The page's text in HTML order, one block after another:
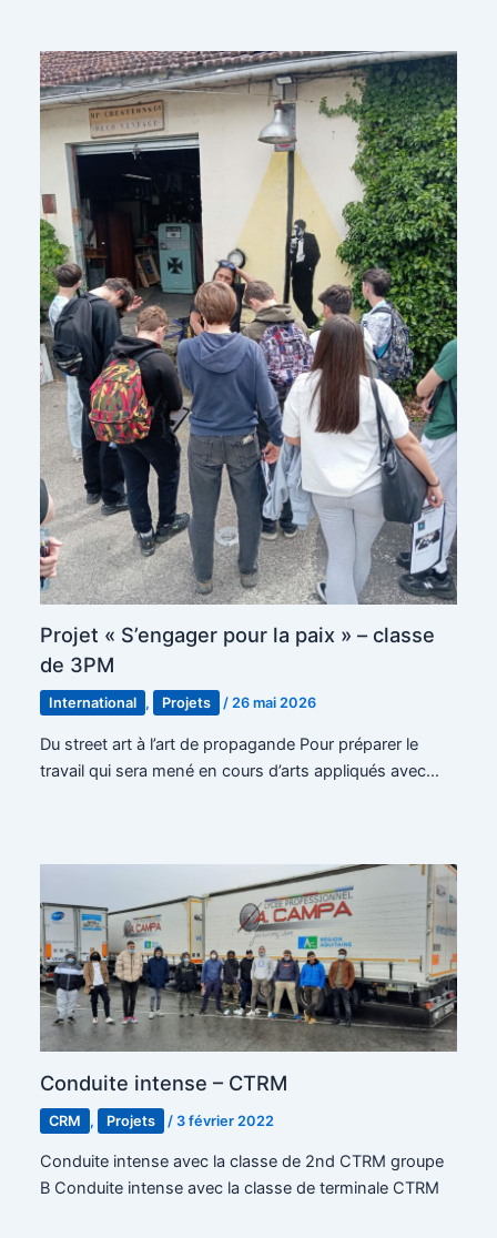
Projet « S’engager pour la paix » – classe
de 3PM
International , Projets /26 mai 2026
Du street art à l’art de propagande Pour préparer le
travail qui sera mené en cours d’arts appliqués avec…
Conduite intense – CTRM
CRM , Projets / 3 février 2022
Conduite intense avec la classe de 2nd CTRM groupe
B Conduite intense avec la classe de terminale CTRM